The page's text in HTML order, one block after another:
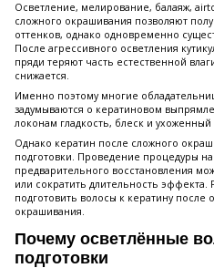
Осветление, мелирование, балаяж,
сложного окрашивания позволяют
оттенков, однако одновременно
После агрессивного осветления
пряди теряют часть естественной
снижается.
Именно поэтому многие
задумываются о кератиновом
локонам гладкость, блеск и ухоженный
Однако кератин после сложного
подготовки. Проведение процедуры
предварительного восстановления
или сократить длительность
подготовить волосы к кератину после
окрашивания.
Почему осветлённые
подготовки